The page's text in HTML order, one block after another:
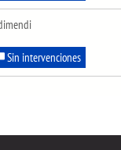
Sin intervenciones